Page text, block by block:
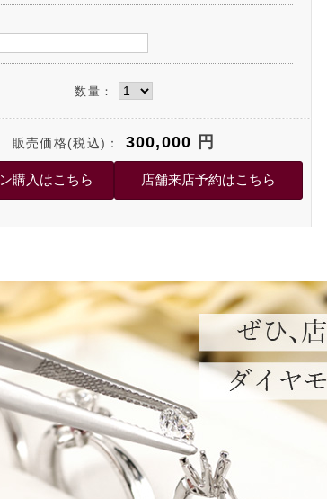
数量：
販売価格(税込)： 300,000 円